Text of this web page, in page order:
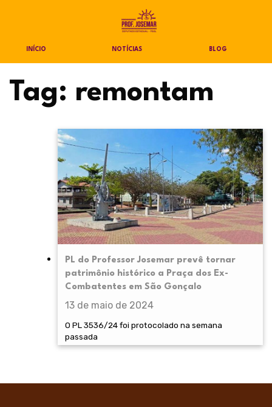
INÍCIO NOTÍCIAS BLOG
Tag: remontam
PL do Professor Josemar prevê tornar
patrimônio histórico a Praça dos Ex-
Combatentes em São Gonçalo
13 de maio de 2024
O PL 3536/24 foi protocolado na semana
passada